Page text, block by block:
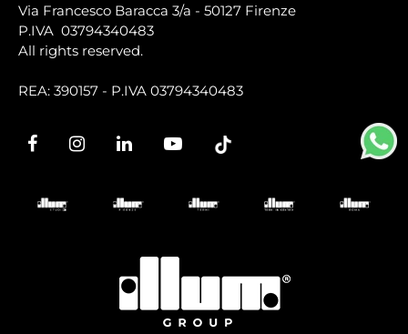
Via Francesco Baracca 3/a - 50127 Firenze
P.IVA 03794340483
All rights reserved.
REA: 390157 - P.IVA 03794340483